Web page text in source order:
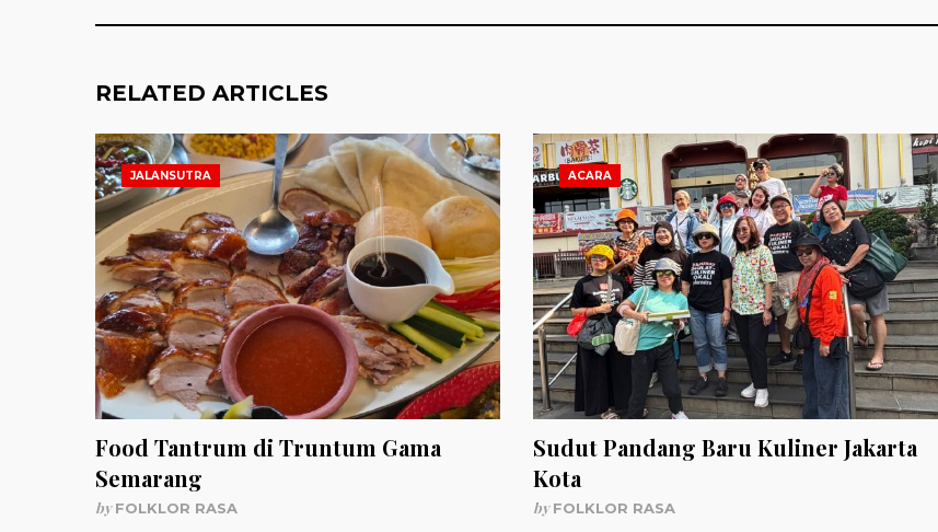
RELATED ARTICLES
JALANSUTRA
Food Tantrum di Truntum Gama
Semarang
byFOLKLOR RASA
ACARA
Sudut Pandang Baru Kuliner Jakarta
Kota
byFOLKLOR RASA